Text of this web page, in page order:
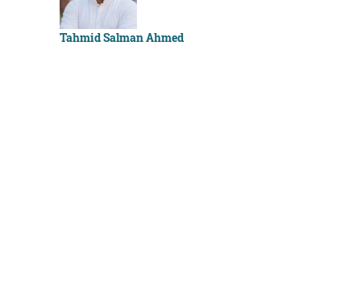
Tahmid Salman Ahmed